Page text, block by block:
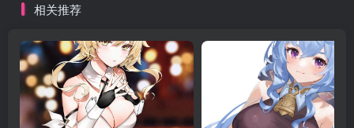
相关推荐